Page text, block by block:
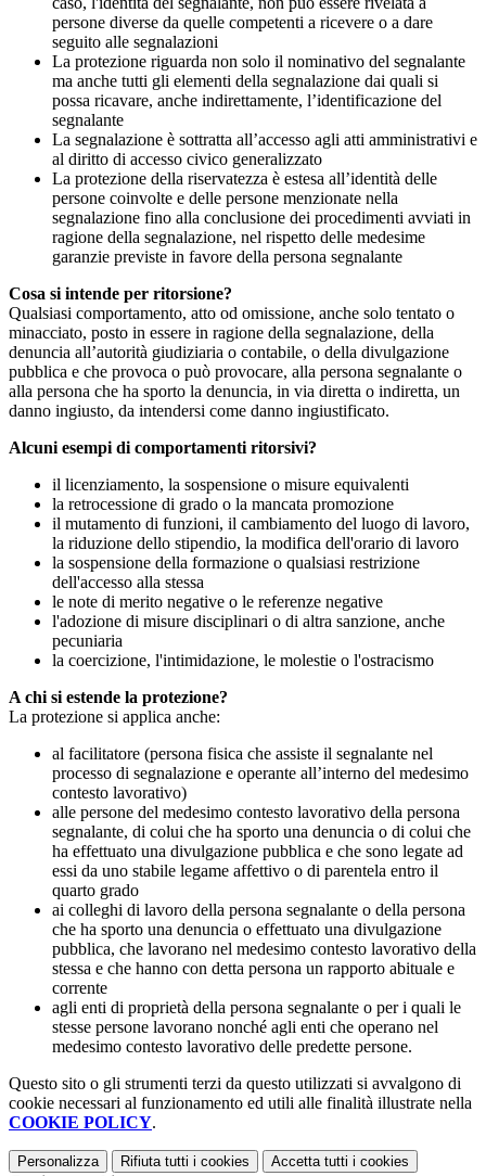
persone diverse da quelle competenti a ricevere o a dare
seguito alle segnalazioni
La protezione riguarda non solo il nominativo del segnalante
ma anche tutti gli elementi della segnalazione dai quali si
possa ricavare, anche indirettamente, l’identificazione del
segnalante
La segnalazione è sottratta all’accesso agli atti amministrativi e
al diritto di accesso civico generalizzato
La protezione della riservatezza è estesa all’identità delle
persone coinvolte e delle persone menzionate nella
segnalazione fino alla conclusione dei procedimenti avviati in
ragione della segnalazione, nel rispetto delle medesime
garanzie previste in favore della persona segnalante
Cosa si intende per ritorsione?
Qualsiasi comportamento, atto od omissione, anche solo tentato o
minacciato, posto in essere in ragione della segnalazione, della
denuncia all’autorità giudiziaria o contabile, o della divulgazione
pubblica e che provoca o può provocare, alla persona segnalante o
alla persona che ha sporto la denuncia, in via diretta o indiretta, un
danno ingiusto, da intendersi come danno ingiustificato.
Alcuni esempi di comportamenti ritorsivi?
il licenziamento, la sospensione o misure equivalenti
la retrocessione di grado o la mancata promozione
il mutamento di funzioni, il cambiamento del luogo di lavoro,
la riduzione dello stipendio, la modifica dell'orario di lavoro
la sospensione della formazione o qualsiasi restrizione
dell'accesso alla stessa
le note di merito negative o le referenze negative
l'adozione di misure disciplinari o di altra sanzione, anche
pecuniaria
la coercizione, l'intimidazione, le molestie o l'ostracismo
A chi si estende la protezione?
La protezione si applica anche:
al facilitatore (persona fisica che assiste il segnalante nel
processo di segnalazione e operante all’interno del medesimo
contesto lavorativo)
alle persone del medesimo contesto lavorativo della persona
segnalante, di colui che ha sporto una denuncia o di colui che
ha effettuato una divulgazione pubblica e che sono legate ad
essi da uno stabile legame affettivo o di parentela entro il
quarto grado
ai colleghi di lavoro della persona segnalante o della persona
che ha sporto una denuncia o effettuato una divulgazione
pubblica, che lavorano nel medesimo contesto lavorativo della
stessa e che hanno con detta persona un rapporto abituale e
corrente
agli enti di proprietà della persona segnalante o per i quali le
stesse persone lavorano nonché agli enti che operano nel
medesimo contesto lavorativo delle predette persone.
Questo sito o gli strumenti terzi da questo utilizzati si avvalgono di
cookie necessari al funzionamento ed utili alle finalità illustrate nella
COOKIE POLICY.
Personalizza Rifiuta tutti i cookies Accetta tutti i cookies